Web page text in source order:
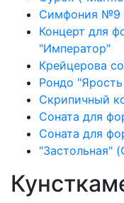
Симфония №9
Концерт для
"Император"
Крейцерова
Рондо
Скрипичный
Соната для
Соната для
"Застольная"